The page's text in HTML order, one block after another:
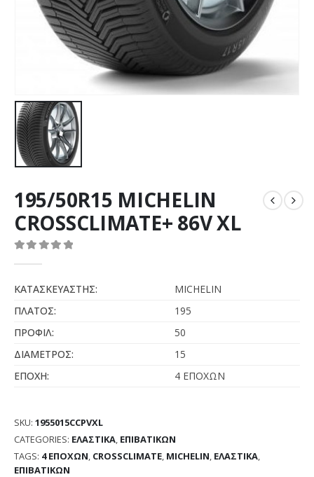
195/50R15 MICHELIN
CROSSCLIMATE+ 86V XL
ΚΑΤΑΣΚΕΥΑΣΤΗΣ:
MICHELIN
ΠΛΑΤΟΣ:
195
ΠΡΟΦΙΛ:
50
ΔΙΑΜΕΤΡΟΣ:
15
ΕΠΟΧΗ:
4 ΕΠΟΧΩΝ
SKU: 1955015CCPVXL
CATEGORIES: ΕΛΑΣΤΙΚΑ, ΕΠΙΒΑΤΙΚΩΝ
TAGS: 4 ΕΠΟΧΩΝ CROSSCLIMATE MICHELIN ΕΛΑΣΤΙΚΑ
ΕΠΙΒΑΤΙΚΩΝ